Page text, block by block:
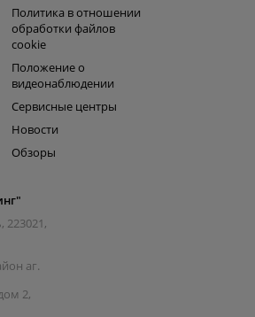
Политика в отношении
обработки файлов
cookie
Положение о
видеонаблюдении
Сервисные центры
Новости
Обзоры
223021,
аг.
2,